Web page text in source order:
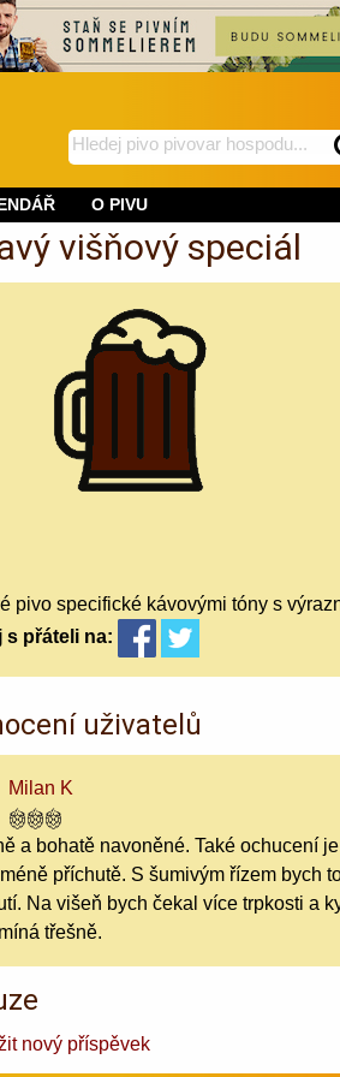
hledej
BeerWeb
spustí
O PIVU
višňový speciál
pivo specifické kávovými tóny s
s přáteli na:
uživatelů
Milan K
a bohatě navoněné. Také ochucení
příchutě. S šumivým řízem bych
Na višeň bych čekal více trpkosti a
třešně.
nový příspěvek